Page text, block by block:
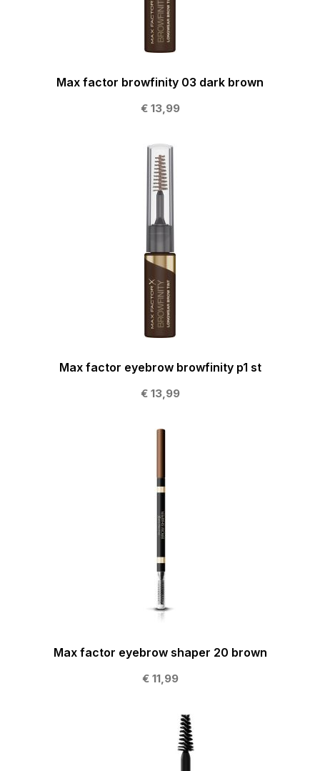
Max factor browfinity 03 dark brown
€ 13,99
Max factor eyebrow browfinity p1 st
€ 13,99
Max factor eyebrow shaper 20 brown
€ 11,99